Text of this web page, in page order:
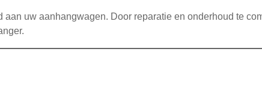
uw aanhangwagen. Door reparatie en onderhoud te